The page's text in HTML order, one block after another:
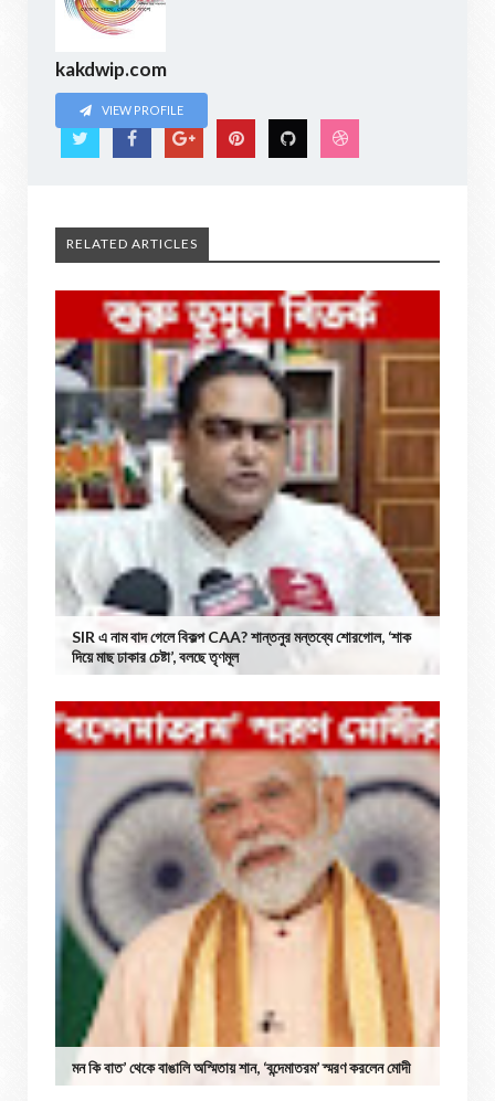
kakdwip.com
VIEW PROFILE
RELATED ARTICLES
SIR এ নাম বাদ গেলে বিকল্প CAA? শান্তনুর মন্তব্যে শোরগোল, ‘শাক
দিয়ে মাছ ঢাকার চেষ্টা’, বলছে তৃণমূল
মন কি বাত’ থেকে বাঙালি অস্মিতায় শান, ‘বন্দেমাতরম’ স্মরণ করলেন মোদী